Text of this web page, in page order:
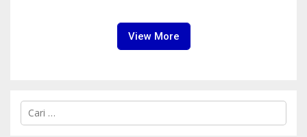
View More
C